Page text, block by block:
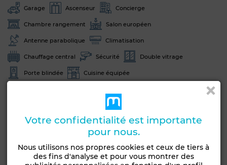
Garage Ascenseur Concierge
Chambre rangement Salon européen
Antenne parabolique Climatisation
Chauffage central Sécurité Double vitrage
Porte blindée Cuisine équipée
Votre confidentialité est importante
pour nous.
Nous utilisons nos propres cookies et ceux de tiers à
des fins d'analyse et pour vous montrer des